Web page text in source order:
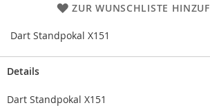
ZUR WUNSCHLISTE
Dart Standpokal X151
Details
Dart Standpokal X151